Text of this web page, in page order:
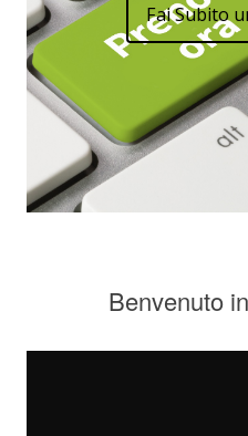
Fai Subito
Benvenuto